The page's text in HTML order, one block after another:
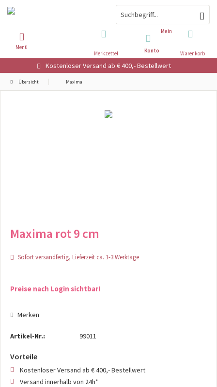
Kostenloser Versand ab € 400,- Bestellwert
Warenkorb
Merkzettel
Mein
Konto
Menü
Übersicht Maxima
Maxima rot 9 cm
Sofort versandfertig, Lieferzeit ca. 1-3 Werktage
Preise nach Login sichtbar!
Merken
Artikel-Nr.: 99011
Vorteile
Kostenloser Versand ab € 400,- Bestellwert
Versand innerhalb von 24h*